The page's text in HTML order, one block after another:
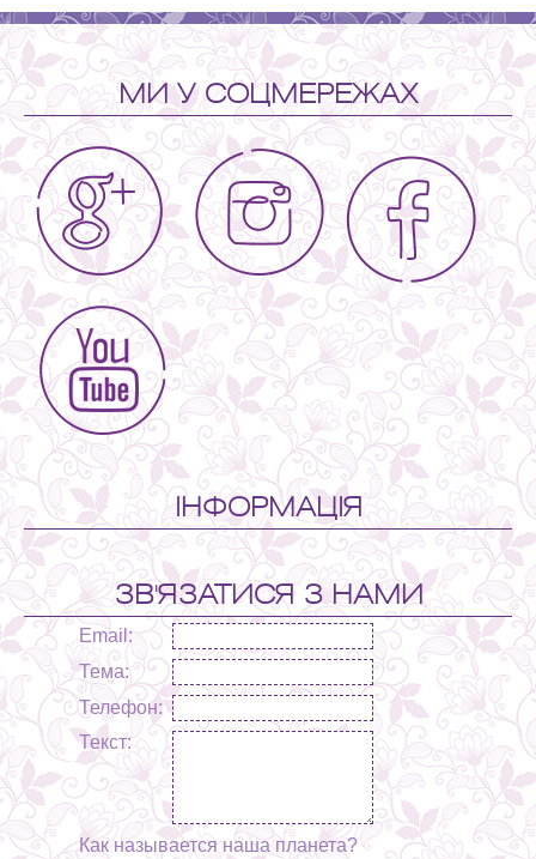
МИ У СОЦМЕРЕЖАХ
ІНФОРМАЦІЯ
ЗВ'ЯЗАТИСЯ З НАМИ
Email:
Тема:
Телефон:
Текст:
Как называется наша планета?